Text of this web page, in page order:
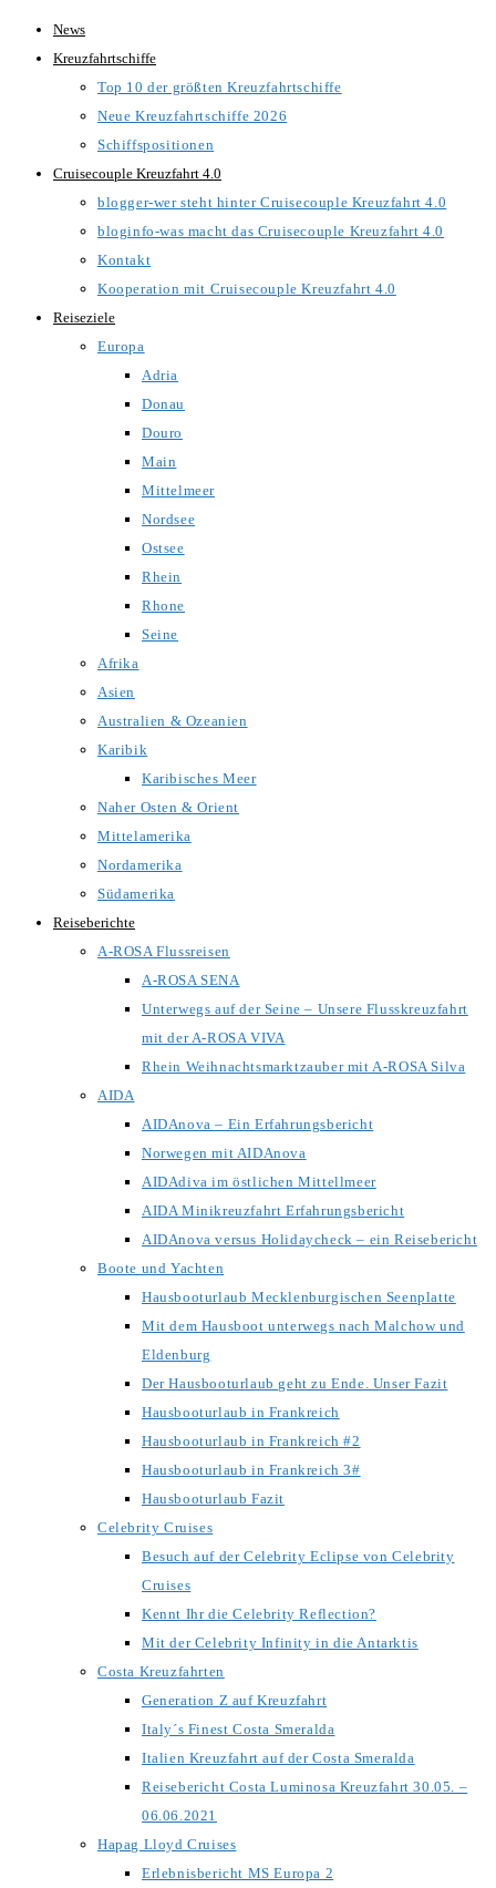
Zum
Inhalt
News
Kreuzfahrtschiffe
Top 10 der größten Kreuzfahrtschiffe
Neue Kreuzfahrtschiffe 2026
Schiffspositionen
Cruisecouple Kreuzfahrt 4.0
blogger-wer steht hinter Cruisecouple Kreuzfahrt 4.0
bloginfo-was macht das Cruisecouple Kreuzfahrt 4.0
Kontakt
Kooperation mit Cruisecouple Kreuzfahrt 4.0
Reiseziele
Europa
Adria
Donau
Douro
Main
Mittelmeer
Nordsee
Ostsee
Rhein
Rhone
Seine
Afrika
Asien
Australien & Ozeanien
Karibik
Karibisches Meer
Naher Osten & Orient
Mittelamerika
Nordamerika
Südamerika
Reiseberichte
A-ROSA Flussreisen
A-ROSA SENA
Unterwegs auf der Seine – Unsere Flusskreuzfahrt
mit der A-ROSA VIVA
Rhein Weihnachtsmarktzauber mit A-ROSA Silva
AIDA
AIDAnova – Ein Erfahrungsbericht
Norwegen mit AIDAnova
AIDAdiva im östlichen Mittellmeer
AIDA Minikreuzfahrt Erfahrungsbericht
AIDAnova versus Holidaycheck – ein Reisebericht
Boote und Yachten
Hausbooturlaub Mecklenburgischen Seenplatte
Mit dem Hausboot unterwegs nach Malchow und
Eldenburg
Der Hausbooturlaub geht zu Ende. Unser Fazit
Hausbooturlaub in Frankreich
Hausbooturlaub in Frankreich #2
Hausbooturlaub in Frankreich 3#
Hausbooturlaub Fazit
Celebrity Cruises
Besuch auf der Celebrity Eclipse von Celebrity
Cruises
Kennt Ihr die Celebrity Reflection?
Mit der Celebrity Infinity in die Antarktis
Costa Kreuzfahrten
Generation Z auf Kreuzfahrt
Italy´s Finest Costa Smeralda
Italien Kreuzfahrt auf der Costa Smeralda
Reisebericht Costa Luminosa Kreuzfahrt 30.05. –
06.06.2021
Hapag Lloyd Cruises
Erlebnisbericht MS Europa 2